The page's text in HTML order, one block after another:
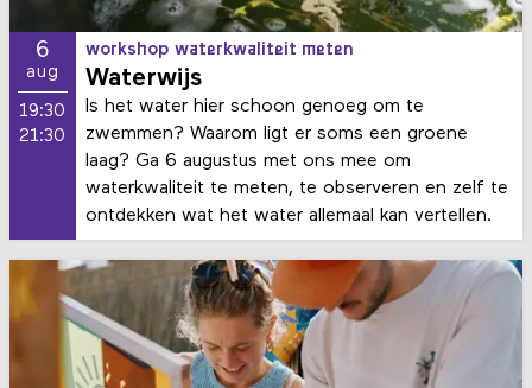
6
aug
19:30
workshop waterkwaliteit meten
Waterwijs
Is het water hier schoon genoeg om te
zwemmen? Waarom ligt er soms een groene
laag? Ga 6 augustus met ons mee om
waterkwaliteit te meten, te observeren en zelf te
ontdekken wat het water allemaal kan vertellen.